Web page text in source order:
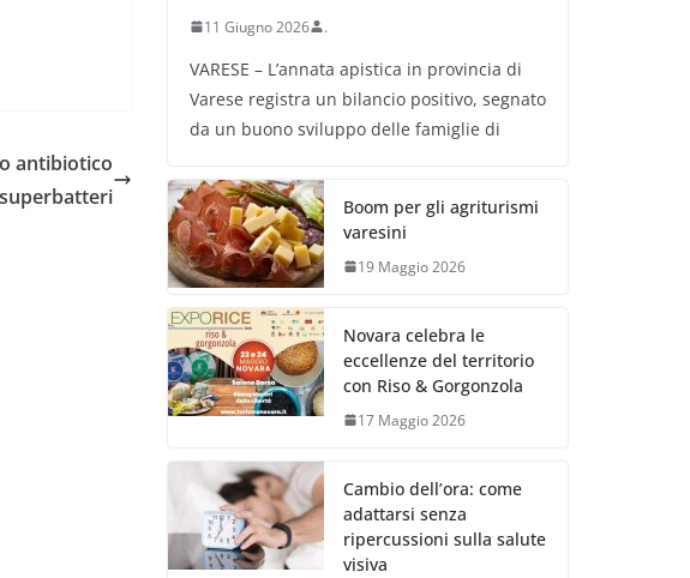
antibiotico
11 Giugno 2026 .
VARESE – L’annata apistica in provincia di
Varese registra un bilancio positivo, segnato
da un buono sviluppo delle famiglie di
Boom per gli agriturismi
varesini
19 Maggio 2026
Novara celebra le
eccellenze del territorio
con Riso & Gorgonzola
17 Maggio 2026
Cambio dell’ora: come
adattarsi senza
ripercussioni sulla salute
visiva